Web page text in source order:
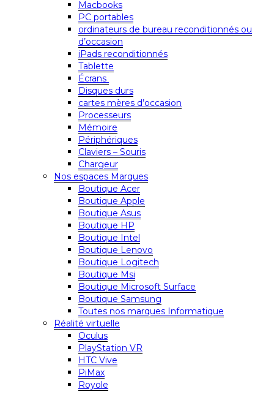
Macbooks
PC portables
ordinateurs de bureau reconditionnés ou
d’occasion
iPads reconditionnés
Tablette
Écrans
Disques durs
cartes mères d’occasion
Processeurs
Mémoire
Périphériques
Claviers – Souris
Chargeur
Nos espaces Marques
Boutique Acer
Boutique Apple
Boutique Asus
Boutique HP
Boutique Intel
Boutique Lenovo
Boutique Logitech
Boutique Msi
Boutique Microsoft Surface
Boutique Samsung
Toutes nos marques Informatique
Réalité virtuelle
Oculus
PlayStation VR
HTC Vive
PiMax
Royole